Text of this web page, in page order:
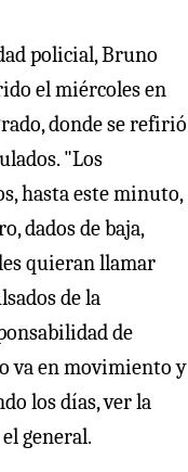
policial, Bruno
el miércoles en
donde se refirió
"Los
hasta este minuto,
dados de baja,
quieran llamar
de la
de
va en movimiento y
los días, ver la
general.